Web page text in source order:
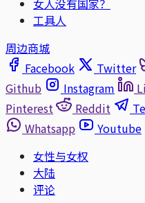
女人没有国家？
工具人
周边商城
Facebook
Twitter
Github
Instagram
Pinterest
Reddit
Whatsapp
Youtube
女性与女权
大陆
评论